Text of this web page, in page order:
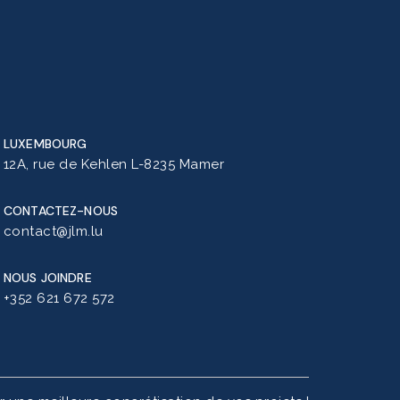
LUXEMBOURG
12A, rue de Kehlen L-8235 Mamer
CONTACTEZ-NOUS
contact@jlm.lu
NOUS JOINDRE
+352 621 672 572